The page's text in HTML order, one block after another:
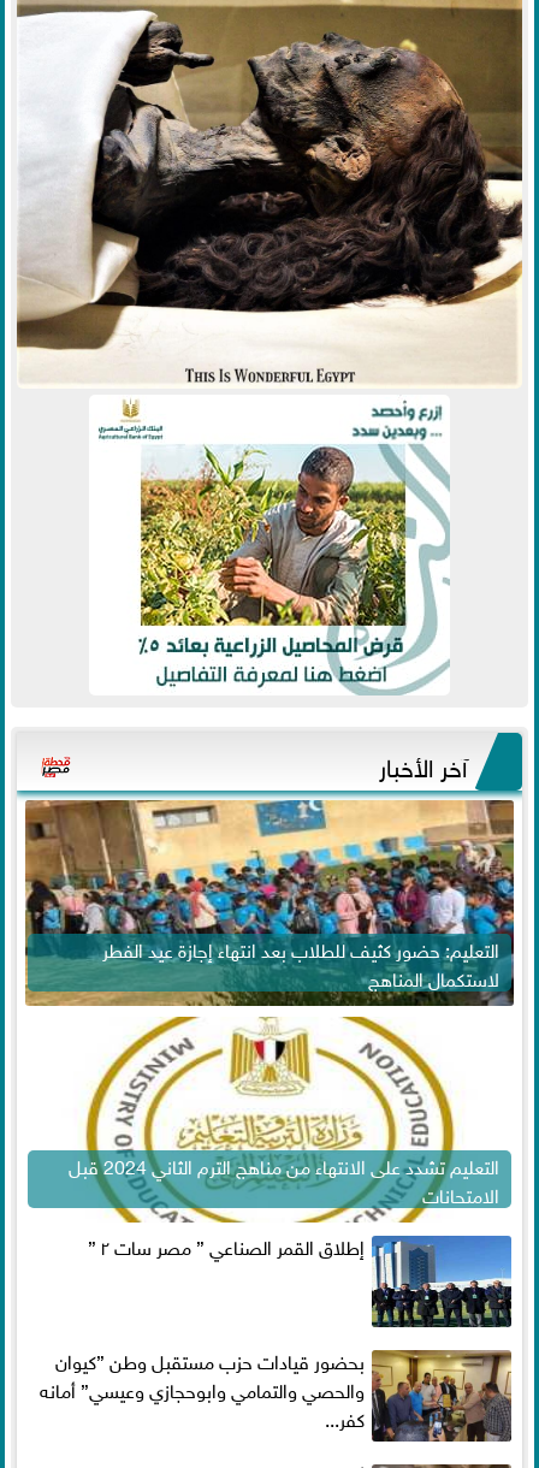
آخر الأخبار
التعليم: حضور كثيف للطلاب بعد انتهاء إجازة عيد الفطر
لاستكمال المناهج
التعليم تشدد على الانتهاء من مناهج الترم الثاني 2024 قبل
الامتحانات
إطلاق القمر الصناعي ” مصر سات ٢ ”
بحضور قيادات حزب مستقبل وطن ”كيوان
والحصي والتمامي وابوحجازي وعيسي” أمانه
كفر...